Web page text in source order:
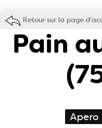
Retour sur la page
Pain
Apero